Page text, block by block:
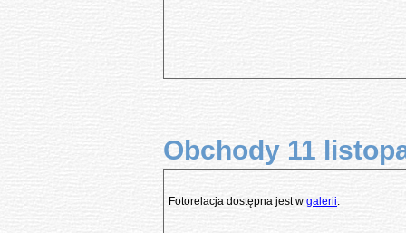
Obchody 11
Fotorelacja dostępna jest w galerii.